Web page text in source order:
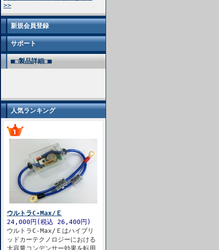
>>
新規会員登録
サポート
■□製品詳細□■
人気ランキング
ウルトラC-Max/Ｅ
24,000円(税込 26,400円)
ウルトラC-Max/Ｅはハイブリ
ッドカーテクノロジーにおける
大容量コンデンサー効果を転用